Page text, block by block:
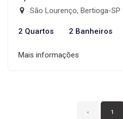
São Lourenço, Bertioga-SP
2 Quartos 2 Banheiros
Mais informações
‹ 1